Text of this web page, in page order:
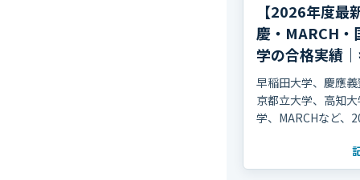
【2026年度最
慶・MARCH・
学の合格実績
クール
早稲田大学、慶應
京都立大学、高知
学、MARCHなど、
と、合格までの変
す。